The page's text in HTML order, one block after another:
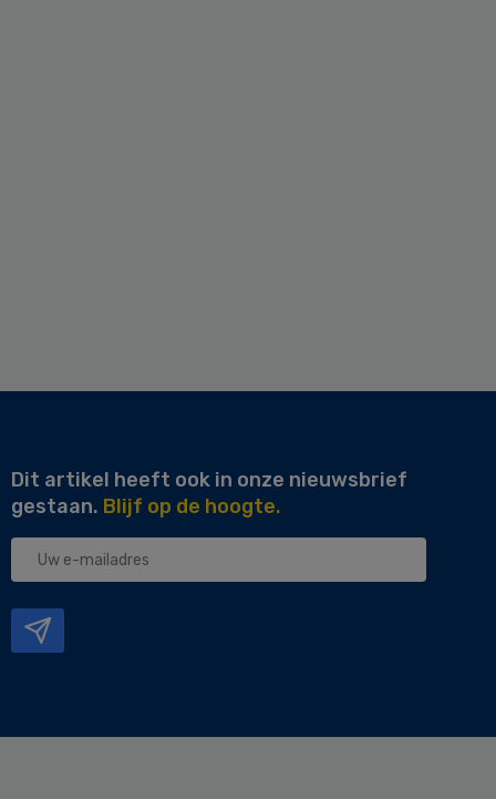
Dit artikel heeft ook in onze nieuwsbrief
gestaan. Blijf op de hoogte.
Uw